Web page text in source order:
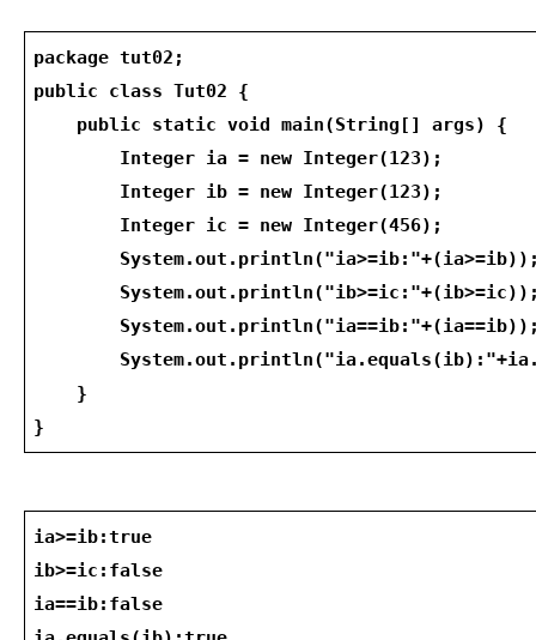
package tut02;
public class Tut02 {
public static void main(String[] args) {
Integer ia = new Integer(123);
Integer ib = new Integer(123);
Integer ic = new Integer(456);
}
}
ia>=ib:true
ib>=ic:false
ia==ib:false